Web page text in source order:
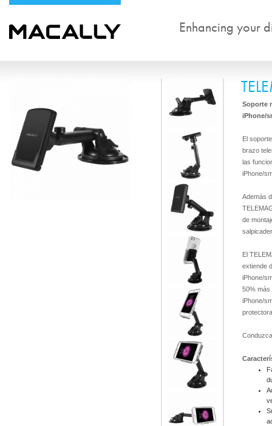
Enhancing your
Soporte
iPhone/
El
brazo
las
iPhone/
Además
de
El
extiende
iPhone/
50% más
iPhone/